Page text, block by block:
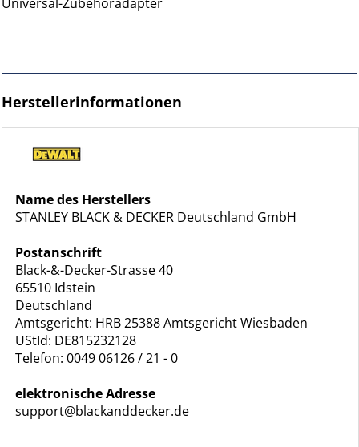
Herstellerinformationen
Name des Herstellers
STANLEY BLACK & DECKER Deutschland GmbH
Postanschrift
Black-&-Decker-Strasse 40
65510 Idstein
Deutschland
Amtsgericht: HRB 25388 Amtsgericht Wiesbaden
UStId: DE815232128
Telefon: 0049 06126 / 21 - 0
elektronische Adresse
support@blackanddecker.de